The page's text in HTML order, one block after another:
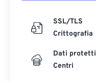
SSL/TLS
Crittografia
Dati protetti
Centri